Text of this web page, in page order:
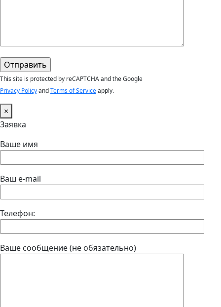
This site is protected by reCAPTCHA and the Google
Privacy PolicyandTerms of Serviceapply.
×
Заявка
Ваше имя
Ваш e-mail
Телефон:
Ваше сообщение (не обязательно)